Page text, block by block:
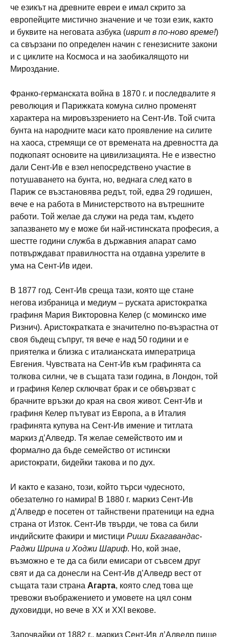
че езикът на древните евреи е имал скрито за
европейците мистично значение и че този език, както
и буквите на неговата азбука (иврит в по-ново време!)
са свързани по определен начин с генезисните закони
и с циклите на Космоса и на заобикалящото ни
Мироздание.
Франко-германската война в 1870 г. и последвалите я
революция и Парижката комуна силно променят
характера на мировъззрението на Сент-Ив. Той счита
бунта на народните маси като проявление на силите
на хаоса, стремящи се от времената на древността да
подкопаят основите на цивилизацията. Не е известно
дали Сент-Ив е взел непосредствено участие в
потушаването на бунта, но, веднага след като в
Париж се възстановява редът, той, едва 29 годишен,
вече е на работа в Министерството на вътрешните
работи. Той желае да служи на реда там, където
запазването му е може би най-истинската професия, а
шестте години служба в държавния апарат само
потвърждават правилността на отдавна узрелите в
ума на Сент-Ив идеи.
В 1877 год. Сент-Ив среща тази, която ще стане
негова избраница и медиум – руската аристократка
графиня Мария Викторовна Келер (с моминско име
Ризнич). Аристократката е значително по-възрастна от
своя бъдещ съпруг, тя вече е над 50 години и е
приятелка и близка с италианската императрица
Евгения. Чувствата на Сент-Ив към графинята са
толкова силни, че в същата тази година, в Лондон, той
и графиня Келер сключват брак и се обвързват с
брачните връзки до края на своя живот. Сент-Ив и
графиня Келер пътуват из Европа, а в Италия
графинята купува на Сент-Ив имение и титлата
маркиз д’Алведр. Тя желае семейството им и
формално да бъде семейство от истински
аристократи, бидейки такова и по дух.
И както е казано, този, който търси чудесното,
обезателно го намира! В 1880 г. маркиз Сент-Ив
д’Алведр е посетен от тайнствени пратеници на една
страна от Изток. Сент-Ив твърди, че това са били
индийските факири и мистици Риши Бхагавандас-
Раджи Шрина и Ходжи Шариф. Но, кой знае,
възможно е те да са били емисари от съвсем друг
свят и да са донесли на Сент-Ив д’Алведр вест от
същата тази страна Агарта, която след това ще
тревожи въображението и умовете на цял сонм
духовидци, но вече в XX и XXI векове.
Започвайки от 1882 г., маркиз Сент-Ив д’Алведр пише